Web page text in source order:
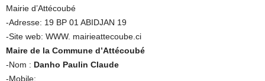
Mairie d’Attécoubé
-Adresse: 19 BP 01 ABIDJAN 19
-Site web: WWW. mairieattecoube.ci
Maire de la Commune d’Attécoubé
-Nom : Danho Paulin Claude
-Mobile: